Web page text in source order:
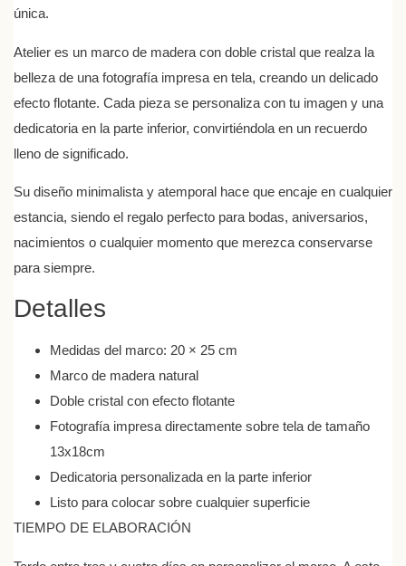
única.
Atelier es un marco de madera con doble cristal que realza la
belleza de una fotografía impresa en tela, creando un delicado
efecto flotante. Cada pieza se personaliza con tu imagen y una
dedicatoria en la parte inferior, convirtiéndola en un recuerdo
lleno de significado.
Su diseño minimalista y atemporal hace que encaje en cualquier
estancia, siendo el regalo perfecto para bodas, aniversarios,
nacimientos o cualquier momento que merezca conservarse
para siempre.
Detalles
Medidas del marco: 20 × 25 cm
Marco de madera natural
Doble cristal con efecto flotante
Fotografía impresa directamente sobre tela de tamaño
13x18cm
Dedicatoria personalizada en la parte inferior
Listo para colocar sobre cualquier superficie
TIEMPO DE ELABORACIÓN